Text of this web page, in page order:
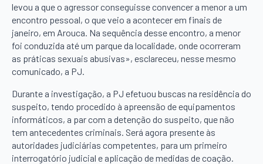
levou a que o agressor conseguisse convencer a menor a um
encontro pessoal, o que veio a acontecer em finais de
janeiro, em Arouca. Na sequência desse encontro, a menor
foi conduzida até um parque da localidade, onde ocorreram
as práticas sexuais abusivas», esclareceu, nesse mesmo
comunicado, a PJ.
Durante a investigação, a PJ efetuou buscas na residência do
suspeito, tendo procedido à apreensão de equipamentos
informáticos, a par com a detenção do suspeito, que não
tem antecedentes criminais. Será agora presente às
autoridades judiciárias competentes, para um primeiro
interrogatório judicial e aplicação de medidas de coação.